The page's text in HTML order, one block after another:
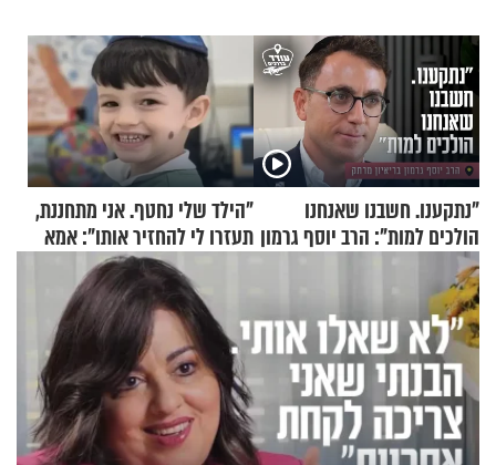
"נתקענו. חשבנו שאנחנו
הולכים למות": הרב יוסף גרמון
בריאיון מרתק
"הילד שלי נחטף. אני מתחננת,
תעזרו לי להחזיר אותו": אמא
של יובל בן ה-4 בריאיון דומע